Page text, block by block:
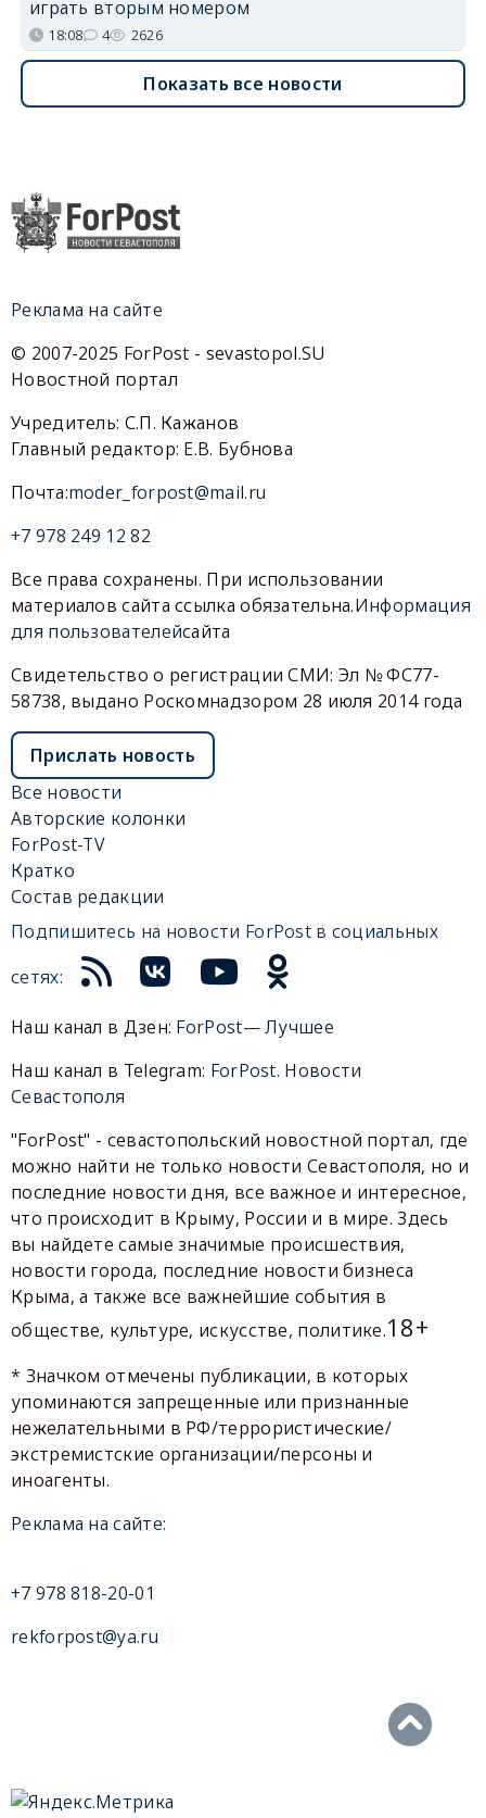
играть вторым номером
18:08 4 2626
Показать все новости
Реклама на сайте
© 2007-2025 ForPost - sevastopol.SU
Новостной портал
Учредитель: С.П. Кажанов
Главный редактор: Е.В. Бубнова
Почта:moder_forpost@mail.ru
+7 978 249 12 82
Все права сохранены. При использовании
материалов сайта ссылка обязательна.Информация
для пользователейсайта
Свидетельство о регистрации СМИ: Эл № ФС77-
58738, выдано Роскомнадзором 28 июля 2014 года
Прислать новость
Все новости
Авторские колонки
ForPost-TV
Кратко
Состав редакции
Подпишитесь на новости ForPost в социальных
сетях:
Наш канал в Дзен: ForPost— Лучшее
Наш канал в Telegram: ForPost. Новости
Севастополя
"ForPost" - севастопольский новостной портал, где
можно найти не только новости Севастополя, но и
последние новости дня, все важное и интересное,
что происходит в Крыму, России и в мире. Здесь
вы найдете самые значимые происшествия,
новости города, последние новости бизнеса
Крыма, а также все важнейшие события в
обществе, культуре, искусстве, политике.18+
* Значком отмечены публикации, в которых
упоминаются запрещенные или признанные
нежелательными в РФ/террористические/
экстремистские организации/персоны и
иноагенты.
Реклама на сайте:
+7 978 818-20-01
rekforpost@ya.ru